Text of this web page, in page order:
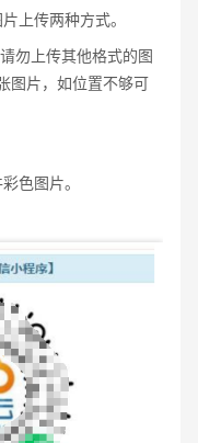
上传两种方式。
勿上传其他格式的图
图片，如位置不够可
色图片。